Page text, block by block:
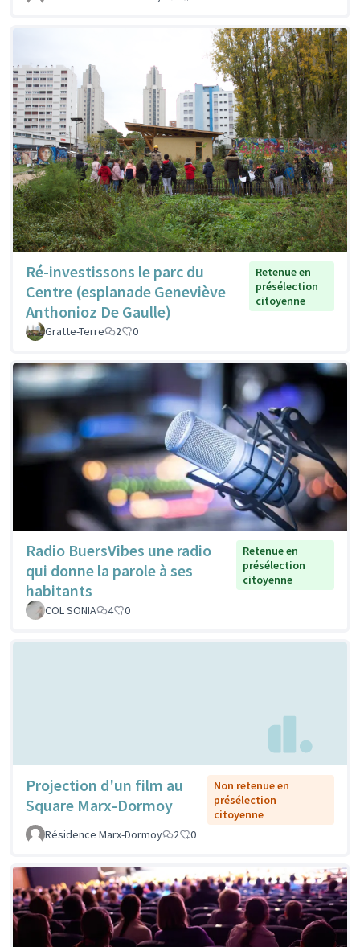
Ré-investissons le parc du
Centre (esplanade Geneviève
Anthonioz De Gaulle)
Retenue en
présélection
citoyenne
Gratte-Terre 2 0
Radio BuersVibes une radio
qui donne la parole à ses
habitants
Retenue en
présélection
citoyenne
COL SONIA 4 0
Projection d'un film au
Square Marx-Dormoy
Non retenue en
présélection
citoyenne
Résidence Marx-Dormoy
2 0